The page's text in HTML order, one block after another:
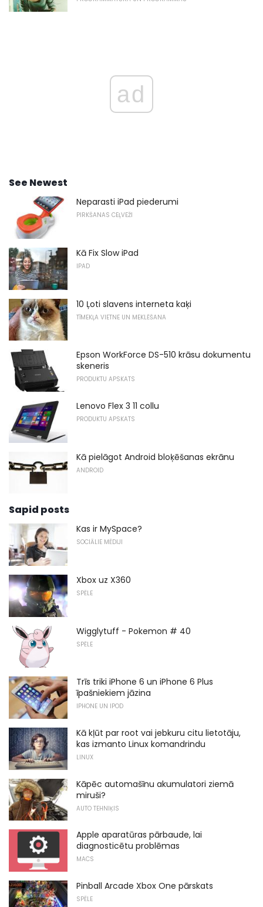
ad
See Newest
Neparasti iPad piederumi
PIRKŠANAS CEĻVEŽI
Kā Fix Slow iPad
IPAD
10 Ļoti slavens interneta kaķi
TĪMEKĻA VIETNE UN MEKLĒŠANA
Epson WorkForce DS-510 krāsu dokumentu
skeneris
PRODUKTU APSKATS
Lenovo Flex 3 11 collu
PRODUKTU APSKATS
Kā pielāgot Android bloķēšanas ekrānu
ANDROID
Sapid posts
Kas ir MySpace?
SOCIĀLIE MĒDIJI
Xbox uz X360
SPĒLE
Wigglytuff - Pokemon # 40
SPĒLE
Trīs triki iPhone 6 un iPhone 6 Plus
īpašniekiem jāzina
IPHONE UN IPOD
Kā kļūt par root vai jebkuru citu lietotāju,
kas izmanto Linux komandrindu
LINUX
Kāpēc automašīnu akumulatori ziemā
miruši?
AUTO TEHNIĶIS
Apple aparatūras pārbaude, lai
diagnosticētu problēmas
MACS
Pinball Arcade Xbox One pārskats
SPĒLE